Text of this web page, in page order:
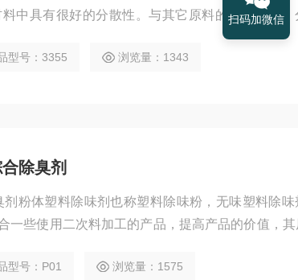
中具有很好的分散性。与其它原料的混合性好、
型号：3355 浏览量：1343
除臭剂
粉体塑料除味剂也称塑料除味粉，无味塑料除味
一些使用二次料加工的产品，提高产品的价值，
型号：P01 浏览量：1575
扫码加微信